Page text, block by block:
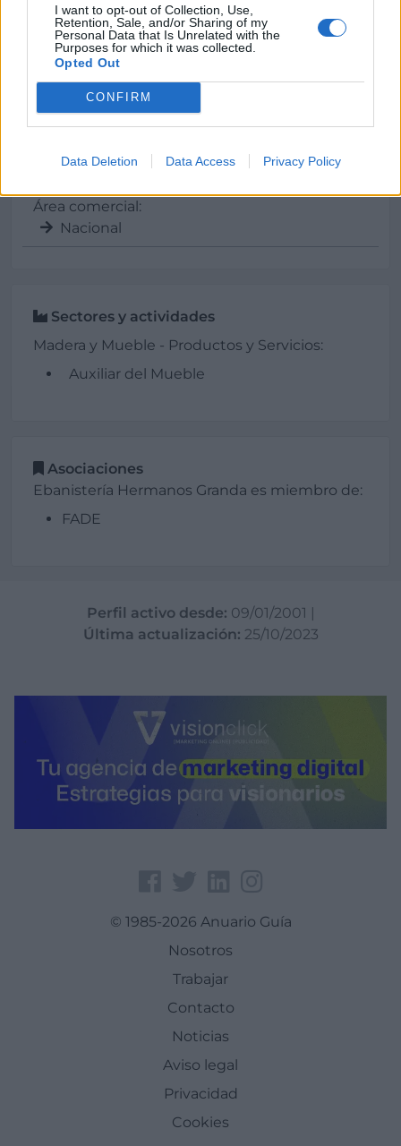
I want to opt-out of Collection, Use,
Retention, Sale, and/or Sharing of my
Personal Data that Is Unrelated with the
Purposes for which it was collected.
Opted Out
CONFIRM
Data Deletion Data Access Privacy Policy
Forma jurídica:
S.L.
Año de fundación:
1989
800 m2
Área comercial:
Nacional
Sectores y actividades
Madera y Mueble - Productos y Servicios:
Auxiliar del Mueble
Asociaciones
Ebanistería Hermanos Granda es miembro de:
FADE
Perfil activo desde: 09/01/2001 |
Última actualización: 25/10/2023
© 1985-2026 Anuario Guía
Nosotros
Trabajar
Contacto
Noticias
Aviso legal
Privacidad
Cookies